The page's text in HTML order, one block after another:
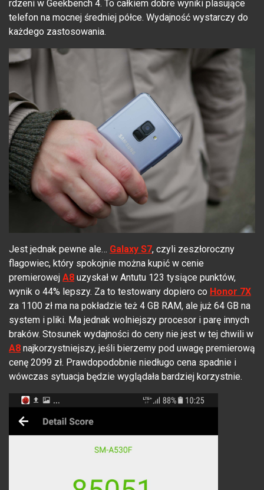
rdzeni w Geekbench 4. To całkiem dobre wyniki plasujące
telefon na mocnej średniej półce. Wydajność wystarczy do
każdego zastosowania.
Jest jednak pewne ale… Galaxy S7, czyli zeszłoroczny
flagowiec, który spokojnie można kupić w cenie
premierowej A8 uzyskał w Antutu 123 tysiące punktów,
wynik o 44% lepszy. Za to testowany dopiero co Honor 7X
za 1100 zł ma na pokładzie też 4 GB RAM, ale już 64 GB na
system i pliki. Ma jednak wolniejszy procesor i parę innych
braków. Stosunek wydajności do ceny nie jest w tej chwili w
A8 najkorzystniejszy, jeśli bierzemy pod uwagę premierową
cenę 2099 zł. Prawdopodobnie niedługo cena spadnie i
wówczas sytuacja będzie wyglądała bardziej korzystnie.